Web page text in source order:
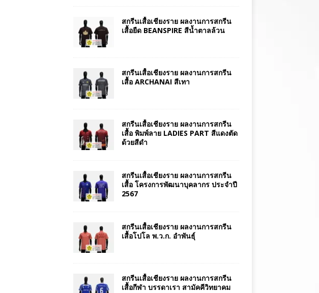
สกรีนเสื้อเชียงราย ผลงานการสกรีน
เสื้อยืด BEANSPIRE สีน้ำตาลล้วน
สกรีนเสื้อเชียงราย ผลงานการสกรีน
เสื้อ ARCHANAI สีเทา
สกรีนเสื้อเชียงราย ผลงานการสกรีน
เสื้อ พิมพ์ลาย LADIES PART สีแดงตัด
ด้วยสีดำ
สกรีนเสื้อเชียงราย ผลงานการสกรีน
เสื้อ โครงการพัฒนาบุคลากร ประจำปี
2567
สกรีนเสื้อเชียงราย ผลงานการสกรีน
เสื้อโปโล พ.ว.ก. อำพันธุ์
สกรีนเสื้อเชียงราย ผลงานการสกรีน
เสื้อกีฬา บรรดาเรา สามัคคีวิทยาคม